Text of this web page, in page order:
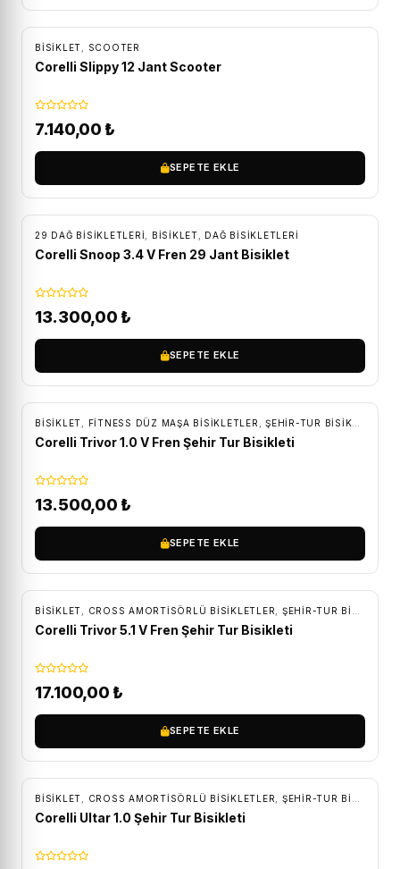
BİSİKLET SCOOTER
Corelli Slippy 12 Jant Scooter
7.140,00 ₺
SEPETE EKLE
29 DAĞ BISIKLETLERI BİSİKLET DAĞ BISIKLETLERI
Corelli Snoop 3.4 V Fren 29 Jant Bisiklet
13.300,00 ₺
SEPETE EKLE
BİSİKLET FITNESS DÜZ MAŞA BISIKLETLER ŞEHIR-TUR BISIKLETLERI
Corelli Trivor 1.0 V Fren Şehir Tur Bisikleti
13.500,00 ₺
SEPETE EKLE
BİSİKLET CROSS AMORTISÖRLÜ BISIKLETLER ŞEHIR-TUR BISIKLETLERI
Corelli Trivor 5.1 V Fren Şehir Tur Bisikleti
17.100,00 ₺
SEPETE EKLE
BİSİKLET CROSS AMORTISÖRLÜ BISIKLETLER ŞEHIR-TUR BISIKLETLERI
Corelli Ultar 1.0 Şehir Tur Bisikleti